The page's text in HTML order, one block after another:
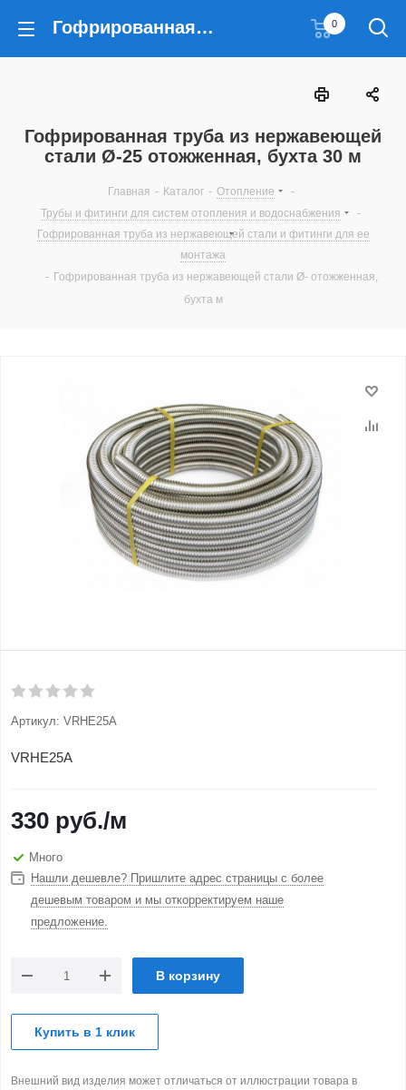
Гофрированная труба из нержавеющей стали Ø-25 отожженная, бухта 30 м 0
Гофрированная труба из нержавеющей
стали Ø-25 отожженная, бухта 30 м
Главная - Каталог - Отопление
-
Трубы и фитинги для систем отопления и водоснабжения
-
Гофрированная труба из нержавеющей стали и фитинги для ее
монтажа
- Гофрированная труба из нержавеющей стали Ø- отожженная,
бухта м
Артикул: VRHE25A
VRHE25A
330 руб./м
Много
Нашли дешевле? Пришлите адрес страницы с более
дешевым товаром и мы откорректируем наше
предложение.
В корзину
Купить в 1 клик
Внешний вид изделия может отличаться от иллюстрации товара в